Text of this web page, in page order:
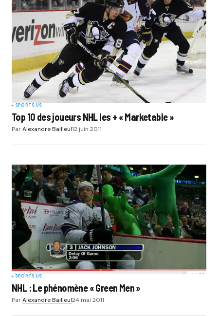
SPORTS US
Top 10 des joueurs NHL les + « Marketable »
ParAlexandre Bailleul12 juin 2011
SPORTS US
NHL : Le phénomène « Green Men »
ParAlexandre Bailleul24 mai 2011